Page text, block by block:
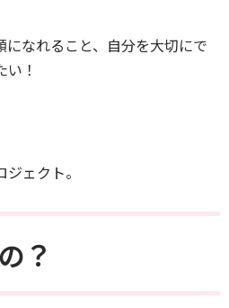
なれること、自分を大切にで
！
ェクト。
？